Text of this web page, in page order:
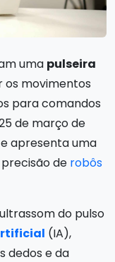
uma pulseira
movimentos
para comandos
de março de
e apresenta uma
de robôs
do pulso
(IA),
dedos e da